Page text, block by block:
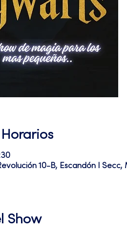
10-B, Escandón I
Show